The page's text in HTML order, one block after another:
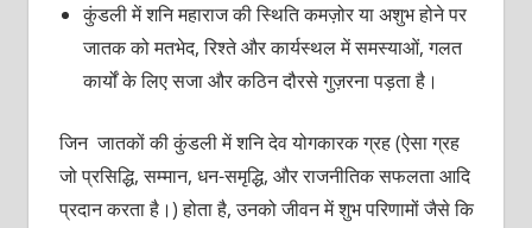
कुंडली में शनि महाराज की स्थिति कमज़ोर या अशुभ होने पर
जातक को मतभेद, रिश्ते और कार्यस्थल में समस्याओं, गलत
कार्यों के लिए सजा और कठिन दौरसे गुज़रना पड़ता है।
जिन जातकों की कुंडली में शनि देव योगकारक ग्रह (ऐसा ग्रह
जो प्रसिद्धि, सम्मान, धन-समृद्धि, और राजनीतिक सफलता आदि
प्रदान करता है।) होता है, उनको जीवन में शुभ परिणामों जैसे कि